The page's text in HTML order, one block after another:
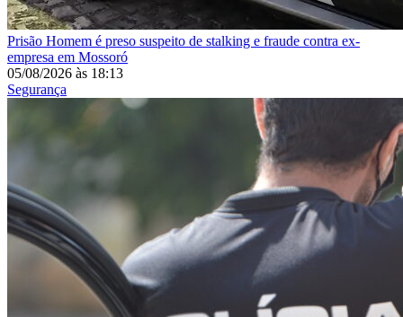
Prisão Homem é preso suspeito de stalking e fraude contra ex-
empresa em Mossoró
05/08/2026 às 18:13
Segurança